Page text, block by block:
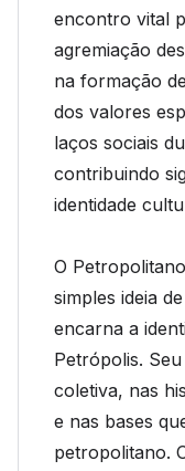
encontro vital
agremiação
na formação
dos valores
laços sociais
contribuindo
identidade
O
simples ideia
encarna a
Petrópolis.
coletiva, nas
e nas bases
petropolitano.